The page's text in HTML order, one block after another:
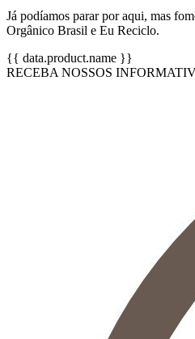
Já podíamos parar por aqui, mas
Orgânico Brasil e Eu Reciclo.
{{ data.product.name }}
RECEBA NOSSOS